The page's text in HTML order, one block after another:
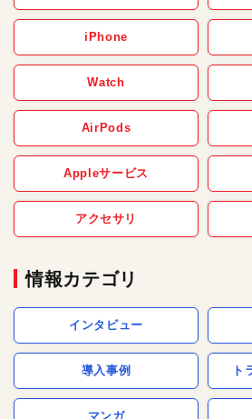
iPhone
Watch
AirPods
Appleサービス
アクセサリ
情報カテゴリ
インタビュー
導入事例 ト
マンガ